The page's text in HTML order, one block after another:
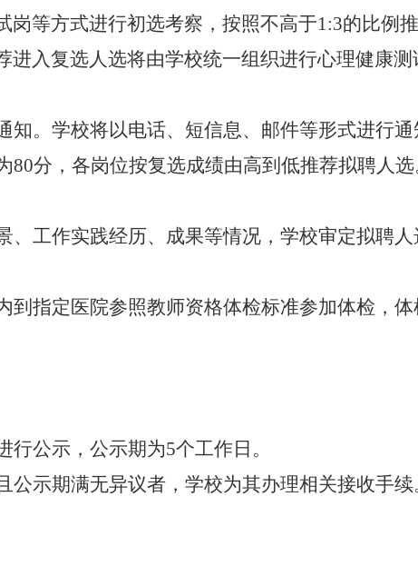
岗等方式进行初选考察，按照不高于1:3的比例
入复选人选将由学校统一组织进行心理健康测
。学校将以电话、短信息、邮件等形式进行通
分，各岗位按复选成绩由高到低推荐拟聘人选
工作实践经历、成果等情况，学校审定拟聘人
指定医院参照教师资格体检标准参加体检，体
公示，公示期为5个工作日。
公示期满无异议者，学校为其办理相关接收手